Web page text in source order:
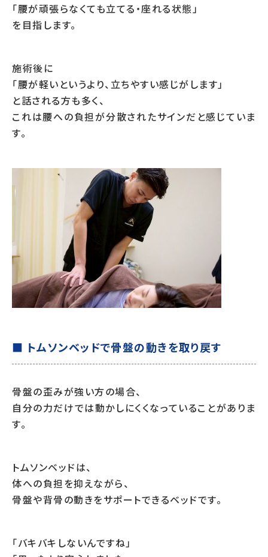
「腰が頑張らなくても立てる・座れる状態」
を目指します。
施術後に
「腰が軽いというより、立ちやすい感じがします」
と話される方も多く、
これは腰への負担が分散されたサインだと感じていま
す。
■ トムソンベッドで骨盤の動きを取り戻す
骨盤の歪みが強い方の場合、
自分の力だけでは動かしにくくなっていることがありま
す。
トムソンベッドは、
体への負担を抑えながら、
骨盤や背骨の動きをサポートできるベッドです。
「バキバキしないんですね」